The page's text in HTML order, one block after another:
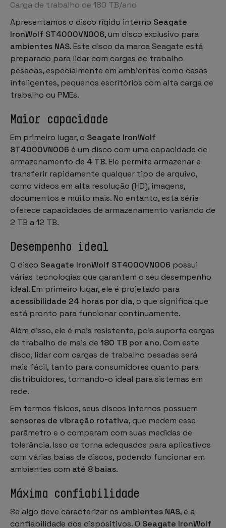
Carga de trabalho de 180 TB/ano
Apresentamos o disco rígido interno Seagate
IronWolf ST4000VN006, um disco exclusivo para
ambientes NAS. Este disco da marca Seagate está
preparado para lidar com cargas de trabalho
pesadas, especialmente em ambientes como casas
inteligentes, pequenos escritórios com alta carga de
trabalho ou PMEs.
Maior capacidade
Em primeiro lugar, o Seagate IronWolf
ST4000VN006 é um disco com uma capacidade de
armazenamento de 4 TB. Ele permite armazenar e
transferir rapidamente qualquer tipo de arquivo,
como vídeos em alta resolução (HD), imagens,
documentos e muito mais. No entanto, esta série
oferece capacidades de armazenamento variando de
2 TB a 12 TB.
Desempenho ideal
O disco Seagate IronWolf ST4000VN006 possui
várias tecnologias que garantem o seu desempenho
ideal. Em primeiro lugar, ele é projetado para
acessibilidade 24 horas por dia, o que significa que
está pronto para funcionar continuamente.
Além disso, ele é mais resistente, pois suporta cargas
de trabalho de mais de 180 TB por ano. Com este
disco, lidar com cargas de trabalho pesadas será
mais fácil, tanto para consumidores quanto para
distribuidores, tornando-o ideal para sistemas em
rede.
Em termos físicos, seus discos internos possuem
sensores de vibração rotativa, que medem esse
parâmetro e o comparam com suas medidas de
tolerância. Isso os torna adequados para aplicativos
com várias baias de discos, podendo funcionar em
ambientes com até 8 baias.
Máxima confiabilidade
Se algo deve caracterizar os ambientes NAS, é a
confiabilidade dos dispositivos. O Seagate IronWolf